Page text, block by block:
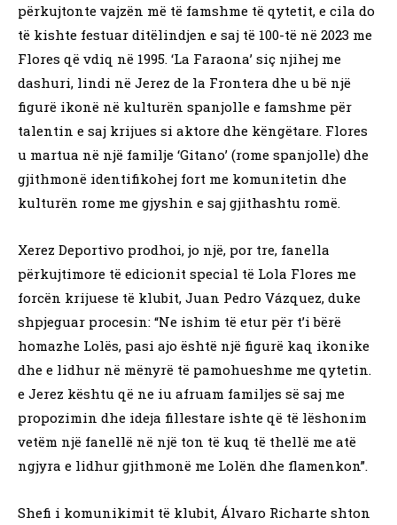
përkujtonte vajzën më të famshme të qytetit, e cila do
të kishte festuar ditëlindjen e saj të 100-të në 2023 me
Flores që vdiq në 1995. ‘La Faraona’ siç njihej me
dashuri, lindi në Jerez de la Frontera dhe u bë një
figurë ikonë në kulturën spanjolle e famshme për
talentin e saj krijues si aktore dhe këngëtare. Flores
u martua në një familje ‘Gitano’ (rome spanjolle) dhe
gjithmonë identifikohej fort me komunitetin dhe
kulturën rome me gjyshin e saj gjithashtu romë.
Xerez Deportivo prodhoi, jo një, por tre, fanella
përkujtimore të edicionit special të Lola Flores me
forcën krijuese të klubit, Juan Pedro Vázquez, duke
shpjeguar procesin: “Ne ishim të etur për t’i bërë
homazhe Lolës, pasi ajo është një figurë kaq ikonike
dhe e lidhur në mënyrë të pamohueshme me qytetin.
e Jerez kështu që ne iu afruam familjes së saj me
propozimin dhe ideja fillestare ishte që të lëshonim
vetëm një fanellë në një ton të kuq të thellë me atë
ngjyra e lidhur gjithmonë me Lolën dhe flamenkon”.
Shefi i komunikimit të klubit, Álvaro Richarte shton